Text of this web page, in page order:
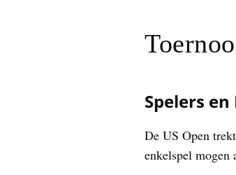
Spelers
De US Open
enkelspel